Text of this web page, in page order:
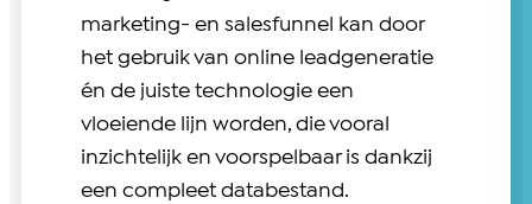
marketing- en salesfunnel kan door
het gebruik van online leadgeneratie
én de juiste technologie een
vloeiende lijn worden, die vooral
inzichtelijk en voorspelbaar is dankzij
een compleet databestand.